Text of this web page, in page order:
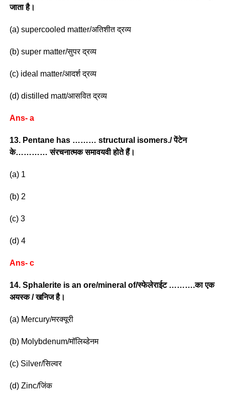
जाता है।
(a) supercooled matter/अतिशीत द्रव्य
(b) super matter/सुपर द्रव्य
(c) ideal matter/आदर्श द्रव्य
(d) distilled matt/आसवित द्रव्य
Ans- a
13. Pentane has ……… structural isomers./ पेंटेन
के………… संरचनात्मक समावयवी होते हैं।
(a) 1
(b) 2
(c) 3
(d) 4
Ans- c
14. Sphalerite is an ore/mineral of/स्फेलेराईट ……….का एक
अयस्क / खनिज है।
(a) Mercury/मरक्यूरी
(b) Molybdenum/मॉलिब्डेनम
(c) Silver/सिल्वर
(d) Zinc/जिंक